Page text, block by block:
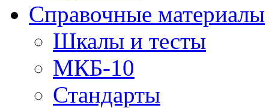
Справочные материалы
Шкалы и тесты
МКБ-10
Стандарты